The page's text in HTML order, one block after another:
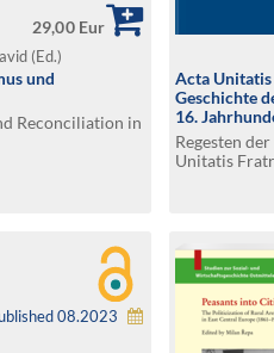
29,00 Eur
(Ed.)
und
Reconciliation in
Acta
Geschichte
16.
Regesten
Unitatis
08.2023